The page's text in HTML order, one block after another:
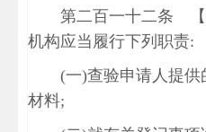
第二百一十二条 【
机构应当履行下列职责:
(一)查验申请人提
材料;